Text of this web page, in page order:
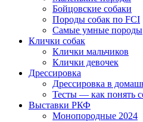
Бойцовские собаки
Породы собак по FCI
Самые умные породы
Клички собак
Клички мальчиков
Клички девочек
Дрессировка
Дрессировка в
Тесты — как понять
Выставки РКФ
Монопородные 2024